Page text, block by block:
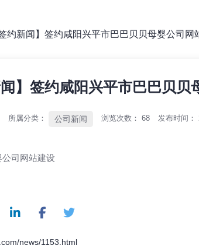
签约新闻】签约咸阳兴平市巴巴贝贝母婴公司网
闻】签约咸阳兴平市巴巴贝
所属分类： 公司新闻 浏览次数：68 发布时间：
司网站建设
news/1153.html
迁新址！ 「兄弟网络」深耕西安20年：